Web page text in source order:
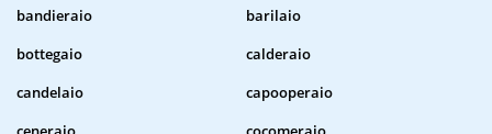
bandieraio
barilaio
bottegaio
calderaio
candelaio
capooperaio